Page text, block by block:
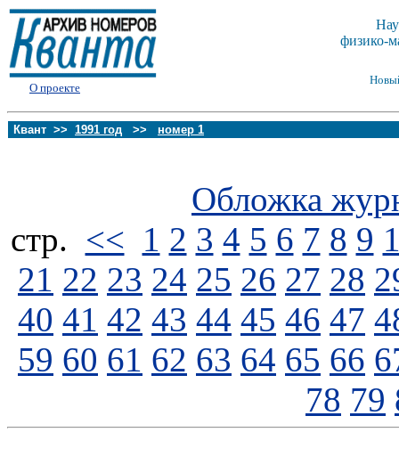
О проекте
физико-
Квант >> 1991 год >> номер 1
Обложка
стp. << 1 2 3 4 5 6 7 8 9
21 22 23 24 25 26 27 28
40 41 42 43 44 45 46 47
59 60 61 62 63 64 65 66
78 79